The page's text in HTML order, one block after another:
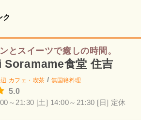
ク
とスイーツで癒しの時間。
食堂 住吉
カフェ・喫茶 / 無国籍料理
5.0
～21:30 [土] 14:00～21:30 [日] 定休